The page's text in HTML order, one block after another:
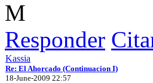
M
Responder
Kassia
Re: El Ahorcado (Continuacion I)
18-June-2009 22:57